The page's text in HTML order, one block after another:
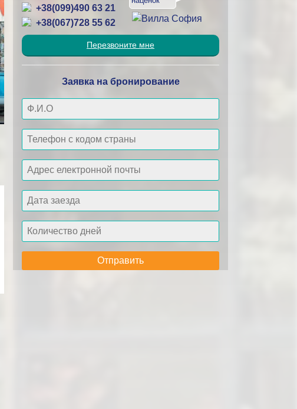
+38(099)490 63 21
+38(067)728 55 62
Перезвоните мне
Заявка на бронирование